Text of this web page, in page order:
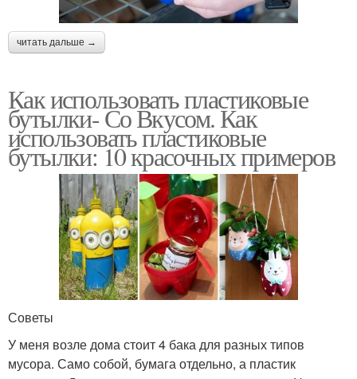
читать дальше →
Как использовать пластиковые
бутылки- Со Вкусом. Как
использовать пластиковые
бутылки: 10 красочных примеров
Советы
У меня возле дома стоит 4 бака для разных типов
мусора. Само собой, бумага отдельно, а пластик